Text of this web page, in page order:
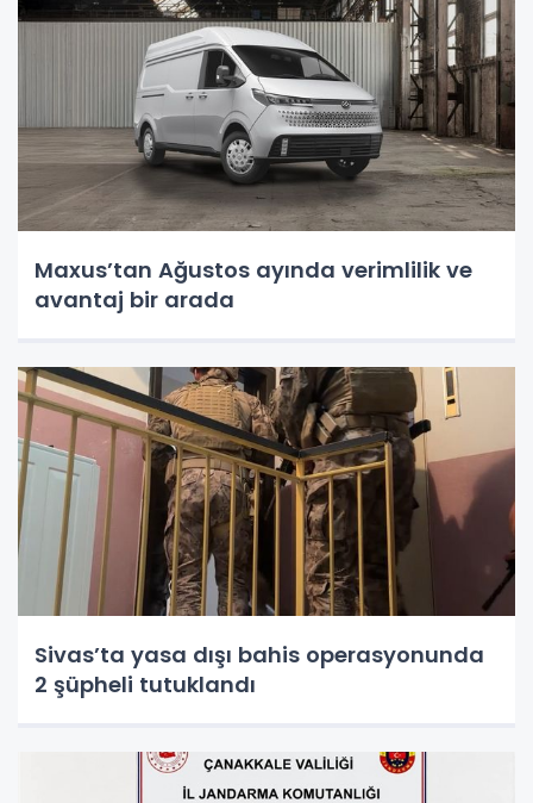
Maxus’tan Ağustos ayında verimlilik ve
avantaj bir arada
Sivas’ta yasa dışı bahis operasyonunda
2 şüpheli tutuklandı